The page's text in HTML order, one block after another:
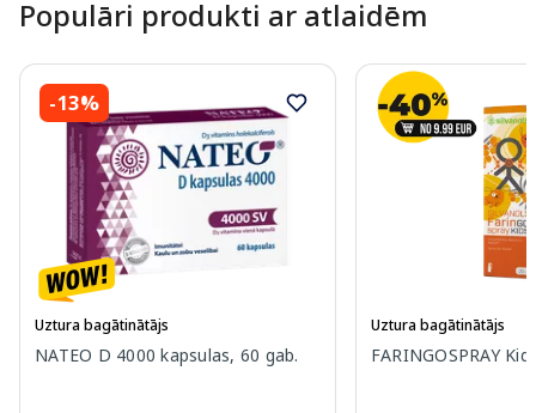
Populāri produkti ar atlaidēm
-13%
Uztura bagātinātājs
NATEO D 4000 kapsulas, 60 gab.
Uztura bagātinātājs
FARINGOSPRAY